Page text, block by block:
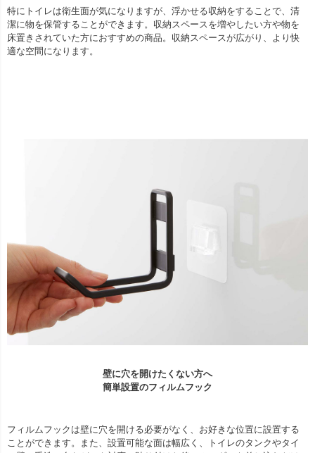
特にトイレは衛生面が気になりますが、浮かせる収納をすることで、清
潔に物を保管することができます。収納スペースを増やしたい方や物を
床置きされていた方におすすめの商品。収納スペースが広がり、より快
適な空間になります。
壁に穴を開けたくない方へ
簡単設置のフィルムフック
フィルムフックは壁に穴を開ける必要がなく、お好きな位置に設置する
ことができます。また、設置可能な面は幅広く、トイレのタンクやタイ